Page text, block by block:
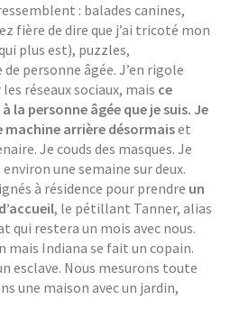
: balades canines,
fière de dire que j’ai tricoté mon
plus est), puzzles,
personne âgée. J’en rigole
réseaux sociaux, mais ce
la personne âgée que je suis. Je
machine arrière désormaiset
Je couds des masques. Je
une semaine sur deux.
à résidence pour prendre un
, le pétillant Tanner, alias
qui restera un mois avec nous.
mais Indiana se fait un copain.
esclave. Nous mesurons toute
une maison avec un jardin,